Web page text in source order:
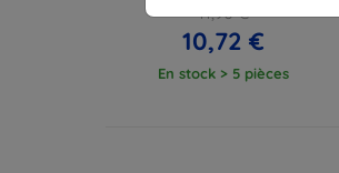
11,90 €
10,72 €
En stock > 5 pièces